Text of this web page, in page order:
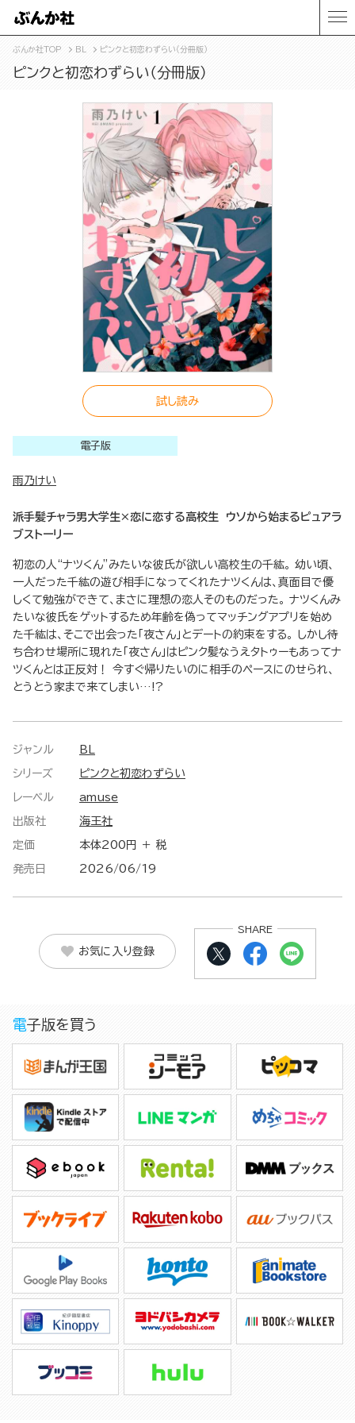
ぶんか社TOP BL ピンクと初恋わずらい（分冊版）
ピンクと初恋わずらい（分冊版）
試し読み
電子版
雨乃けい
派手髪チャラ男大学生×恋に恋する高校生 ウソから始まるピュアラ
ブストーリー
初恋の人“ナツくん”みたいな彼氏が欲しい高校生の千紘。 幼い頃、
一人だった千紘の遊び相手になってくれたナツくんは、真面目で優
しくて勉強ができて、まさに理想の恋人そのものだった。 ナツくんみ
たいな彼氏をゲットするため年齢を偽ってマッチングアプリを始め
た千紘は、そこで出会った「夜さん」とデートの約束をする。 しかし待
ち合わせ場所に現れた「夜さん」はピンク髪なうえタトゥーもあってナ
ツくんとは正反対！ 今すぐ帰りたいのに相手のペースにのせられ、
とうとう家まで来てしまい…!?
ジャンル BL
シリーズ ピンクと初恋わずらい
レーベル amuse
出版社 海王社
定価 本体200円 ＋ 税
発売日 2026/06/19
お気に入り登録
SHARE
電子版を買う